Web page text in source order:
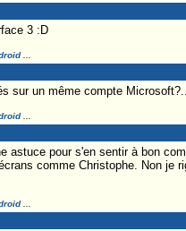
3 :D
...
sur un même compte
...
astuce pour s'en sentir à bon
comme Christophe. Non je
...